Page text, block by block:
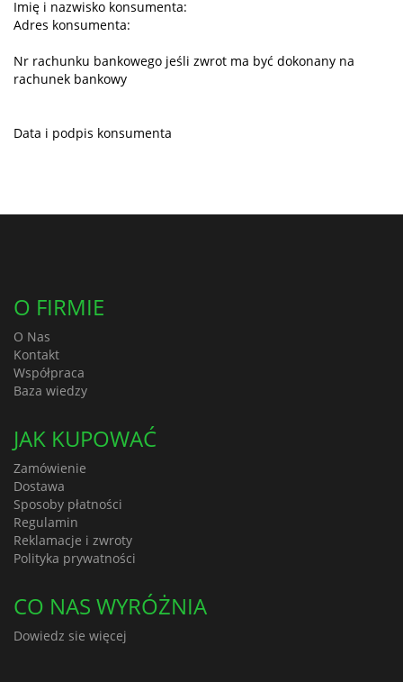
Imię i nazwisko konsumenta:
Adres konsumenta:
Nr rachunku bankowego jeśli zwrot ma być dokonany na
rachunek bankowy
Data i podpis konsumenta
O FIRMIE
O Nas
Kontakt
Współpraca
Baza wiedzy
JAK KUPOWAĆ
Zamówienie
Dostawa
Sposoby płatności
Regulamin
Reklamacje i zwroty
Polityka prywatności
CO NAS WYRÓŻNIA
Dowiedz sie więcej